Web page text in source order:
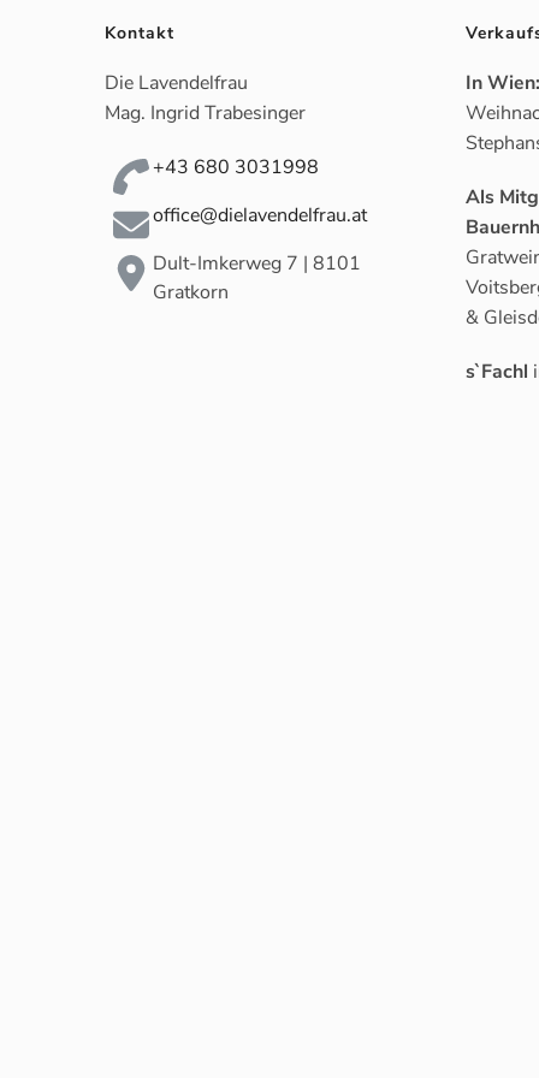
Kontakt
Die Lavendelfrau
Mag. Ingrid Trabesinger
+43 680 3031998
office@dielavendelfrau.at
Dult-Imkerweg 7 | 8101
Gratkorn
In Wien:
Als
&
s`Fachl